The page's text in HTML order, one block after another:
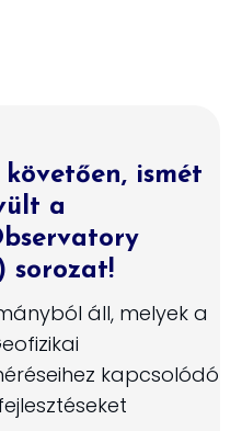
követően, ismét
a
sorozat!
áll, melyek a
kapcsolódó